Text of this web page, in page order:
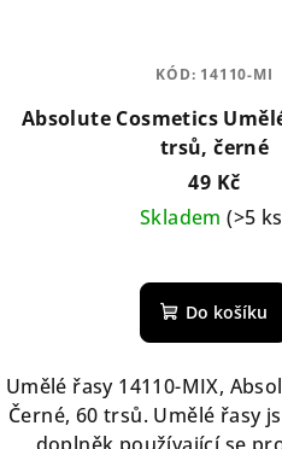
Absolute Cosmetics
trsů, černé
49 Kč
Skladem(>5
Do košíku
Umělé řasy 14110-MIX,
Černé, 60 trsů. Umělé řasy
KÓD: 14110-MI